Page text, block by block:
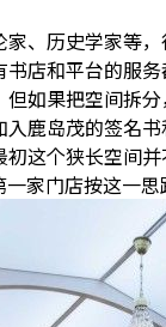
、历史学家等
书店和平台的服务
如果把空间拆
鹿岛茂的签名
这个狭长空间
一家门店按这一